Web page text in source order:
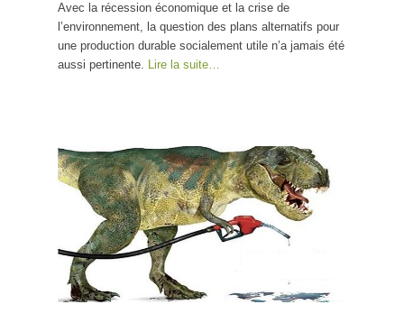
Avec la récession économique et la crise de
l’environnement, la question des plans alternatifs pour
une production durable socialement utile n’a jamais été
aussi pertinente. Lire la suite…